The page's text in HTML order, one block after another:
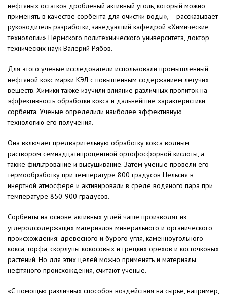
нефтяных остатков дробленый активный уголь, который можно
применять в качестве сорбента для очистки воды», – рассказывает
руководитель разработки, заведующий кафедрой «Химические
технологии» Пермского политехнического университета, доктор
технических наук Валерий Рябов.
Для этого ученые исследователи использовали промышленный
нефтяной кокс марки КЭЛ с повышенным содержанием летучих
веществ. Химики также изучили влияние различных пропиток на
эффективность обработки кокса и дальнейшие характеристики
сорбента. Ученые определили наиболее эффективную
технологию его получения.
Она включает предварительную обработку кокса водным
раствором семнадцатипроцентной ортофосфорной кислоты, а
также фильтрование и высушивание. Затем ученые провели его
термообработку при температуре 800 градусов Цельсия в
инертной атмосфере и активировали в среде водяного пара при
температуре 850-900 градусов.
Сорбенты на основе активных углей чаще производят из
углеродсодержащих материалов минерального и органического
происхождения: древесного и бурого угля, каменноугольного
кокса, торфа, скорлупы кокосовых и грецких орехов и косточковых
растений. Но для этих целей можно применять и материалы
нефтяного происхождения, считают ученые.
«С помощью различных способов воздействия на сырье, например,